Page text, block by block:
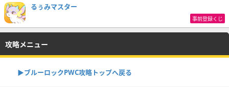
るぅみマスター
事前登録くじ
攻略メニュー
▶︎ブルーロックPWC攻略トップへ戻る